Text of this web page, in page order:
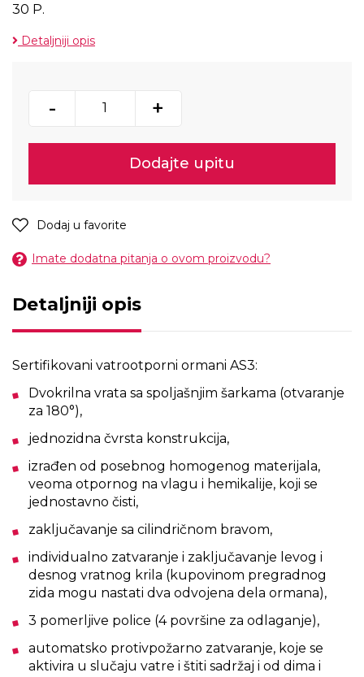
30 P.
Detaljniji opis
- +
Dodajte upitu
Dodaj u favorite
Imate dodatna pitanja o ovom proizvodu?
Detaljniji opis
Sertifikovani vatrootporni ormani AS3:
Dvokrilna vrata sa spoljašnjim šarkama (otvaranje
za 180°),
jednozidna čvrsta konstrukcija,
izrađen od posebnog homogenog materijala,
veoma otpornog na vlagu i hemikalije, koji se
jednostavno čisti,
zaključavanje sa cilindričnom bravom,
individualno zatvaranje i zaključavanje levog i
desnog vratnog krila (kupovinom pregradnog
zida mogu nastati dva odvojena dela ormana),
3 pomerljive police (4 površine za odlaganje),
automatsko protivpožarno zatvaranje, koje se
aktivira u slučaju vatre i štiti sadržaj i od dima i